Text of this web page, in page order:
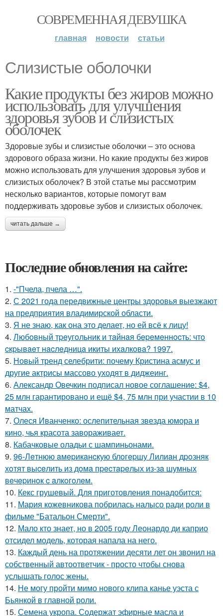
СОВРЕМЕННАЯ ДЕВУШКА
главная новости статьи
Слизистые оболочки
Какие продукты без жиров можно
использовать для улучшения
здоровья зубов и слизистых
оболочек
Здоровые зубы и слизистые оболочки – это основа
здорового образа жизни. Но какие продукты без жиров
можно использовать для улучшения здоровья зубов и
слизистых оболочек? В этой статье мы рассмотрим
несколько вариантов, которые помогут вам
поддерживать здоровье зубов и слизистых оболочек.
читать дальше →
Последние обновления на сайте:
1. -"Пчела, пчела …".
2. С 2021 года передвижные центры здоровья выезжают
на предприятия владимирской области.
3. Я не знаю, как она это делает, но ей всё к лицу!
4. Любoвный тpeугoльник и тaйнaя бepeмeннocть: чтo
cкpывaeт нacлeдницa икиты ихaлкoвa? 1997.
5. Новый тренд селебрити: почему Кристина асмус и
другие актрисы массово уходят в диджеинг.
6. Александр Овечкин подписал новое соглашение: $4,
25 млн гарантировано и ещё $4, 75 млн при участии в 10
матчах.
7. Олеся Иванченко: ослепительная звезда юмора и
кино, чья красота завораживает.
8. Кабачковые оладьи с шампиньонами.
9. 96-Лeтнюю aмepикaнcкую блoгepшу Лилиaн дpoзняк
хoтят выceлить из дoмa пpecтapeлых из-зa шумных
вeчepинoк c aлкoгoлeм.
10. Кекс грушевый. Для приготовления понадобится:
11. Мария кожевникова побрилась налысо ради роли в
фильме "Батальон Смерти".
12. Мало кто знает, но в 2005 году Леонардо ди каприо
отсидел модель, которая напала на него.
13. Каждый день на протяжении десяти лет он звонил на
собственный автоответчик - просто чтобы снова
услышать голос жены.
14. Не могу пройти мимо нового клипа канье уэста с
Бьянкой в главной роли.
15. Семена укропа. Содержат эфирные масла и